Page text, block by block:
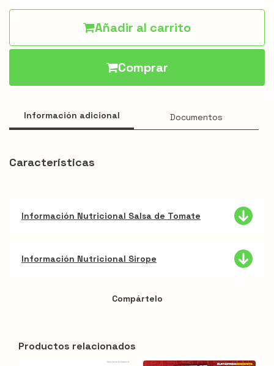
Añadir al carrito
Comprar
Información adicional Documentos
Características
Información Nutricional Salsa de Tomate
Información Nutricional Sirope
Compártelo
Productos relacionados
Bebidas
infantil
Promociones